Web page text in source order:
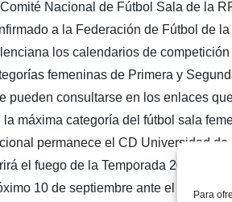
Para
Nacional de Fútbol Sala de la
a la Federación de Fútbol de
los calendarios de competición
femeninas de Primera y
pueden consultarse en los enlaces
la máxima categoría del fútbol sala
permanece el CD Universidad de
el fuego de la Temporada 2016/17 en
10 de septiembre ante el